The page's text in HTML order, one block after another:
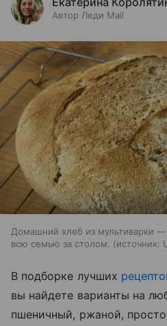
Автор Леди Mail
Домашний хлеб из мультиварки —
всю семью за столом.
источник:
В подборке лучших
вы найдете варианты на
пшеничный, ржаной,